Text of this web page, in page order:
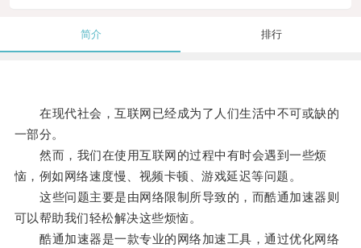
简介 排行
在现代社会，互联网已经成为了人们生活中不可或缺的
一部分。
然而，我们在使用互联网的过程中有时会遇到一些烦
恼，例如网络速度慢、视频卡顿、游戏延迟等问题。
这些问题主要是由网络限制所导致的，而酷通加速器则
可以帮助我们轻松解决这些烦恼。
酷通加速器是一款专业的网络加速工具，通过优化网络